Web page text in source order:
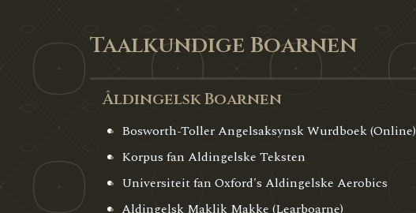
Taalkundige Boarnen
Âldingelsk Boarnen
Bosworth-Toller Angelsaksynsk Wurdboek (Online)
Korpus fan Aldingelske Teksten
Universiteit fan Oxford's Aldingelske Aerobics
Aldingelsk Maklik Makke (Learboarne)